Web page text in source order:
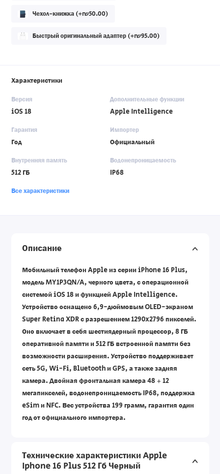
Чехол-книжка (+₪50.00)
Быстрый оригинальный адаптер (+₪95.00)
Характеристики
Версия
iOS 18
Дополнительные функции
Apple Intelligence
Гарантия
Год
Импортер
Официальный
Внутренняя память
512 ГБ
Водонепроницаемость
IP68
Все характеристики
Описание
Мобильный телефон Apple из серии iPhone 16 Plus,
модель MY1P3QN/A, черного цвета, с операционной
системой iOS 18 и функцией Apple Intelligence.
Устройство оснащено 6,9-дюймовым OLED-экраном
Super Retina XDR с разрешением 1290x2796 пикселей.
Оно включает в себя шестиядерный процессор, 8 ГБ
оперативной памяти и 512 ГБ встроенной памяти без
возможности расширения. Устройство поддерживает
сеть 5G, Wi-Fi, Bluetooth и GPS, а также задняя
камера. Двойная фронтальная камера 48 + 12
мегапикселей, водонепроницаемость IP68, поддержка
eSim и NFC. Вес устройства 199 грамм, гарантия один
год от официального импортера.
Технические характеристики Apple
Iphone 16 Plus 512 Гб Черный